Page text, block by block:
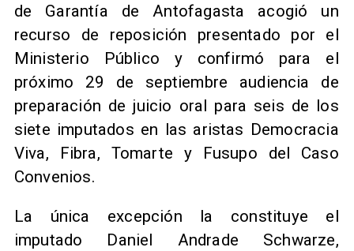
de Garantía de Antofagasta acogió un
recurso de reposición presentado por el
Ministerio Público y confirmó para el
próximo 29 de septiembre audiencia de
preparación de juicio oral para seis de los
siete imputados en las aristas Democracia
Viva, Fibra, Tomarte y Fusupo del Caso
Convenios.
​La única excepción la constituye el
imputado Daniel Andrade Schwarze,